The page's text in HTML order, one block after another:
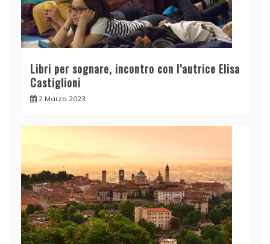
Libri per sognare, incontro con l’autrice Elisa
Castiglioni
2 Marzo 2023